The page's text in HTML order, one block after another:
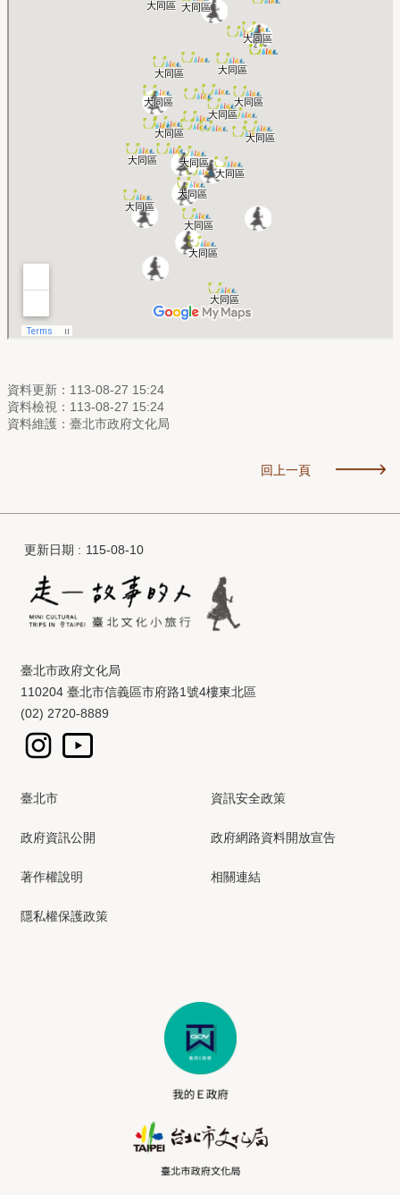
資料更新：113-08-27 15:24
資料檢視：113-08-27 15:24
資料維護：臺北市政府文化局
回上一頁
更新日期 115-08-10
臺北市政府文化局
110204 臺北市信義區市府路1號4樓東北區
(02) 2720-8889
臺北市
政府資訊公開
著作權說明
隱私權保護政策
資訊安全政策
政府網路資料開放宣告
相關連結